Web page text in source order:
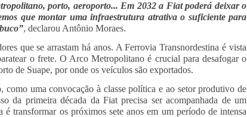
porto, aeroporto... Em 2032 a Fiat poderá deixar o
que montar uma infraestrutura atrativa o suficiente para
, declarou Antônio Moraes.
que se arrastam há anos. A Ferrovia Transnordestina é vista
o frete. O Arco Metropolitano é crucial para desafogar o
de Suape, por onde os veículos são exportados.
uma convocação à classe política e ao setor produtivo de
da primeira década da Fiat precisa ser acompanhada de um
transformar os próximos sete anos em um período de intensa